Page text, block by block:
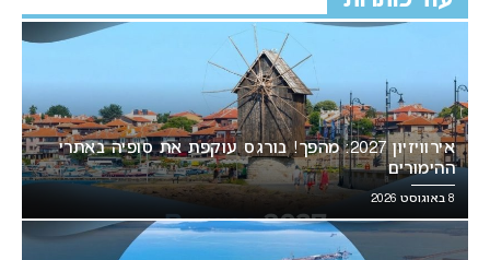
אירוויזיון 2027: מהפך! בורגס עוקפת את סופיה באתרי
ההימורים
8 באוגוסט 2026